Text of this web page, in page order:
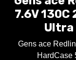
7.6V 130C
Ultra
Gens ace
HardCase